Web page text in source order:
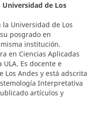
Universidad de Los
Universidad de Los
posgrado en
institución.
en Ciencias Aplicadas
Es docente e
Los Andes y está adscrita
Interpretativa
artículos y